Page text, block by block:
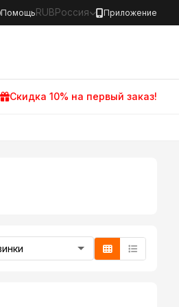
Помощь RUBРоссия Приложение
Скидка 10% на первый заказ!